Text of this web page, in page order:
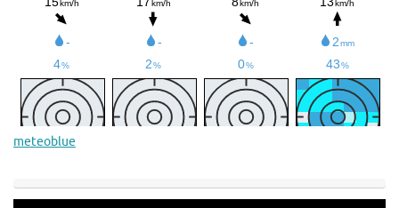
meteoblue